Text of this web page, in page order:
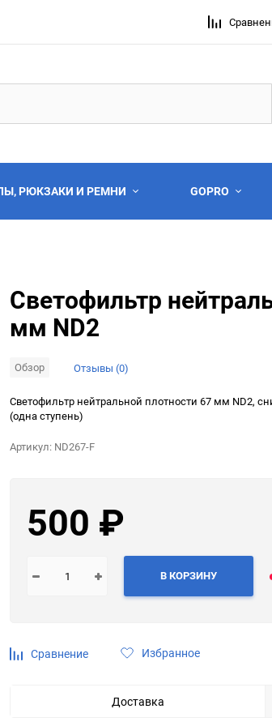
Выберите категорию
Выберите категорию
Выберите категорию
Выберите категорию
РЮКЗАКИ И РЕМНИ GOPRO
Выберите категорию
Светофильтр
мм ND2
Обзор Отзывы (0)
Светофильтр нейтральной плотности 67 мм ND2,
(одна ступень)
Артикул: ND267-F
500 ₽
В КОРЗИНУ
Сравнение Избранное
Доставка